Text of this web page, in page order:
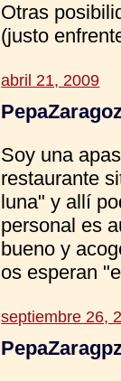
Otras
(justo
abril 21, 2009
Soy una
restaurante
luna" y allí
personal es
bueno y
os esperan
septiembre 26,